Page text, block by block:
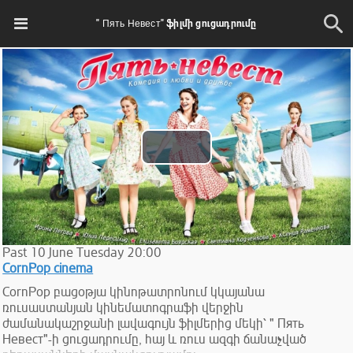
" Пять Невест" ֆիլմի ցուցադրումը
Play
Video
Past 10 June Tuesday 20:00
CornPop cinema
CornPop բացօթյա կինոթատրոնում կկայանա
ռուսաստանյան կինեմատոգրաֆի վերջին
ժամանակաշրջանի լավագույն ֆիլմերից մեկի՝ " Пять
Невест"-ի ցուցադրումը, հայ և ռուս ազգի ճանաչված